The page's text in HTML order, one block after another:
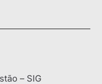
– SIG